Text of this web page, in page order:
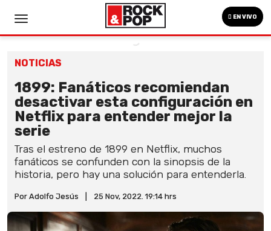
EN VIVO
NOTICIAS
1899: Fanáticos recomiendan
desactivar esta configuración en
Netflix para entender mejor la
serie
Tras el estreno de 1899 en Netflix, muchos
fanáticos se confunden con la sinopsis de la
historia, pero hay una solución para entenderla.
Por Adolfo Jesús 25 Nov, 2022. 19:14 hrs